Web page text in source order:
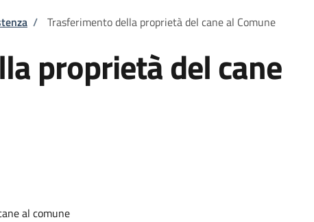
/ Trasferimento della proprietà del cane al Comune
proprietà del cane
al comune